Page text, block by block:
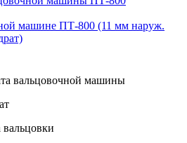
машине ПТ-800 (11 мм наруж.
вальцовочной машины
вальцовки